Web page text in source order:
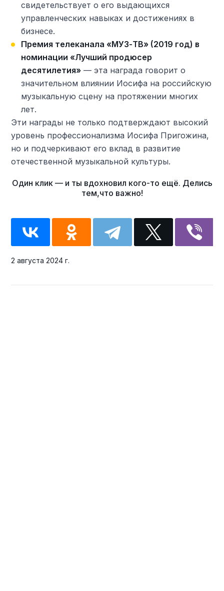
свидетельствует о его выдающихся
управленческих навыках и достижениях в
бизнесе.
Премия телеканала «МУЗ-ТВ» (2019 год) в
номинации «Лучший продюсер
десятилетия»— эта награда говорит о
значительном влиянии Иосифа на российскую
музыкальную сцену на протяжении многих
лет.
Эти награды не только подтверждают высокий
уровень профессионализма Иосифа Пригожина,
но и подчеркивают его вклад в развитие
отечественной музыкальной культуры.
2 августа 2024 г.